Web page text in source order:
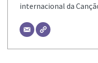
internacional da